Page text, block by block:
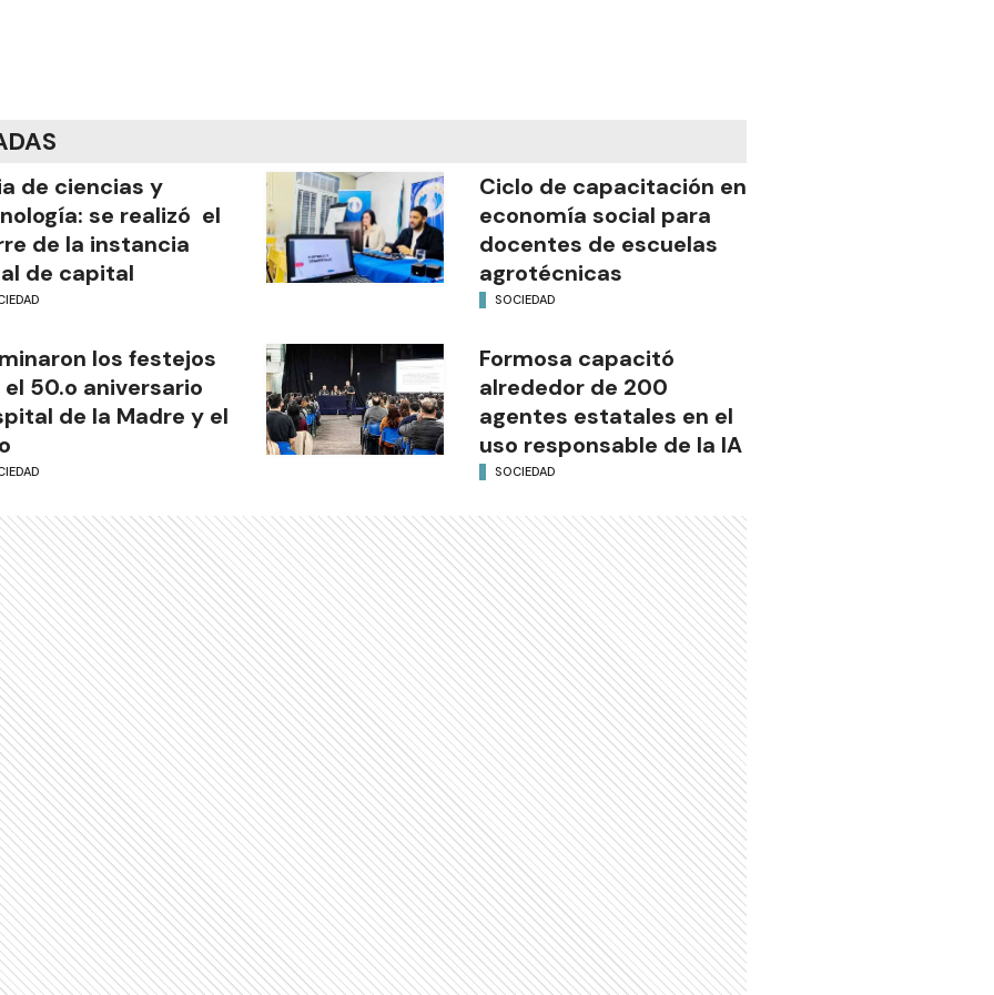
de ciencias y
se realizó el
de la instancia
de capital
Ciclo de capacitación en
economía social para
docentes de escuelas
agrotécnicas
SOCIEDAD
los festejos
50.o aniversario
de la Madre y el
Formosa capacitó
alrededor de 200
agentes estatales en el
uso responsable de la IA
SOCIEDAD